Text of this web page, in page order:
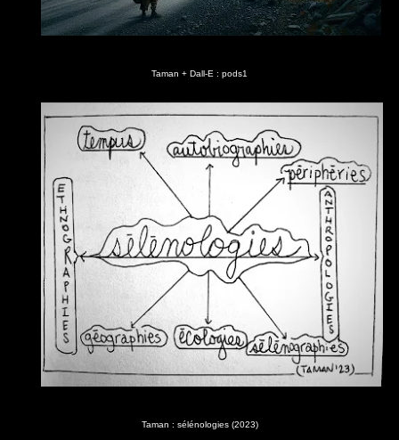
Taman + Dall-E : pods1
Taman : sélénologies (2023)